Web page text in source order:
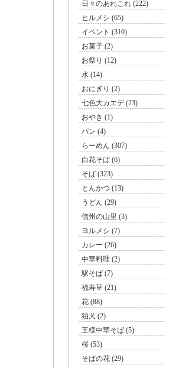
日々のあれこれ (222)
ヒルメシ (65)
イベント (310)
お菓子 (2)
お祭り (12)
水 (14)
おにぎり (2)
七色大カエデ (23)
おやき (1)
パン (4)
らーめん (307)
白花そば (6)
そば (323)
とんかつ (13)
うどん (29)
信州の山里 (3)
ヨルメシ (7)
カレー (26)
中華料理 (2)
駅そば (7)
福寿草 (21)
花 (88)
狛犬 (2)
王様中華そば (5)
桜 (53)
そばの花 (29)